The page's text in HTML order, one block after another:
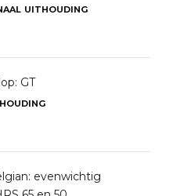
UITHOUDING
GT
evenwichtig